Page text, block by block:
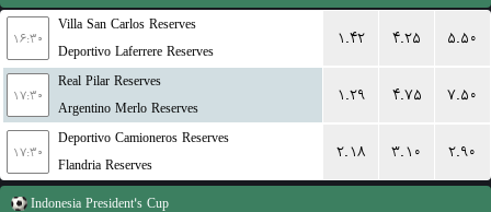
۱۶:۳۰
Villa San Carlos Reserves
Deportivo Laferrere Reserves
۱.۴۲ ۴.۲۵ ۵.۵۰
۱۷:۳۰
Real Pilar Reserves
Argentino Merlo Reserves
۱.۲۹ ۴.۷۵ ۷.۵۰
۱۷:۳۰
Deportivo Camioneros Reserves
Flandria Reserves
۲.۱۸ ۳.۱۰ ۲.۹۰
Indonesia President's Cup